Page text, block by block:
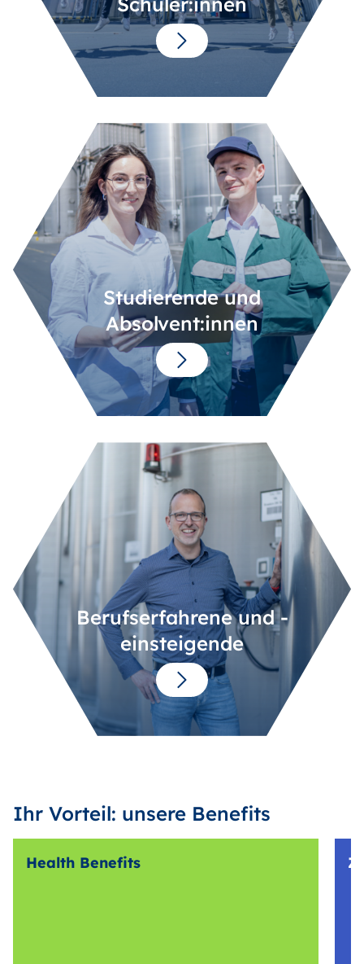
Studierende und
Absolvent:innen
Berufserfahrene und -
einsteigende
Ihr Vorteil: unsere Benefits
Health Benefits